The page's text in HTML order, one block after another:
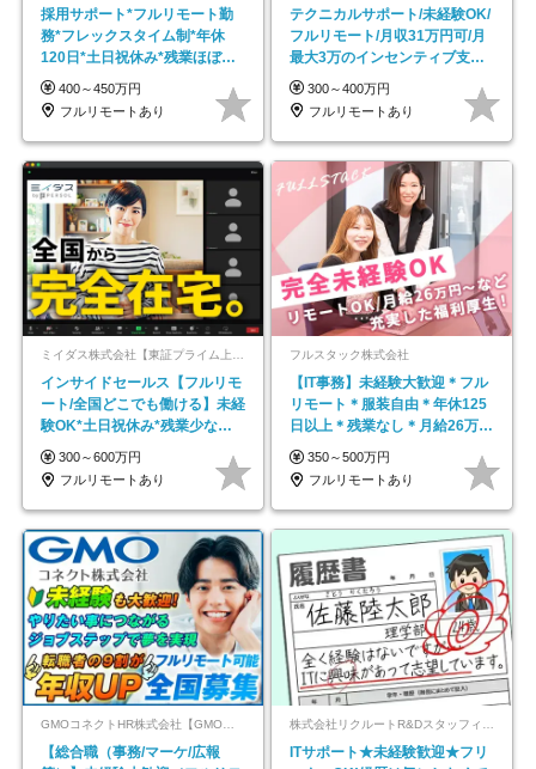
採用サポート*フルリモート勤
務*フレックスタイム制*年休
120日*土日祝休み*残業ほぼな
し*育児中社員8割以上
400～450万円
フルリモートあり
テクニカルサポート/未経験OK/
フルリモート/月収31万円可/月
最大3万のインセンティブ支給/
平均年齢33歳
300～400万円
フルリモートあり
ミイダス株式会社【東証プライム上場パーソルグループ】
インサイドセールス【フルリモ
ート/全国どこでも働ける】未経
験OK*土日祝休み*残業少なめ*
在宅勤務手当あり
300～600万円
フルリモートあり
フルスタック株式会社
【IT事務】未経験大歓迎＊フル
リモート＊服装自由＊年休125
日以上＊残業なし＊月給26万円
以上
350～500万円
フルリモートあり
GMOコネクトHR株式会社【GMOインターネットグループ】
【総合職（事務/マーケ/広報
ITサポート★未経験歓迎★フリ